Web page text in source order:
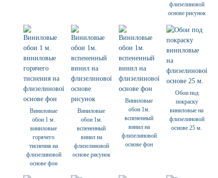
флизелиновой
основе рисунок
Виниловые
обои 1 м.
виниловые
горячего
тиснения на
флизелиновой
основе фон
Виниловые
обои 1м.
вспененный
винил на
флизелиновой
основе рисунок
Виниловые
обои 1м.
вспененный
винил на
флизелиновой
основе фон
Обои под
покраску
виниловые на
флизелиновой
основе 25 м.